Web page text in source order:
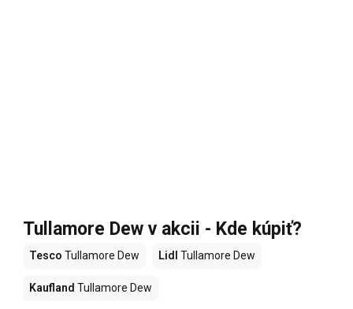
Tullamore Dew v akcii - Kde kúpiť?
Tesco Tullamore Dew Lidl Tullamore Dew
Kaufland Tullamore Dew